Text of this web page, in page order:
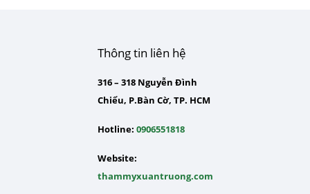
Thông tin liên hệ
316 – 318 Nguyễn Đình
Chiểu, P.Bàn Cờ, TP. HCM
Hotline: 0906551818
Website:
thammyxuantruong.com